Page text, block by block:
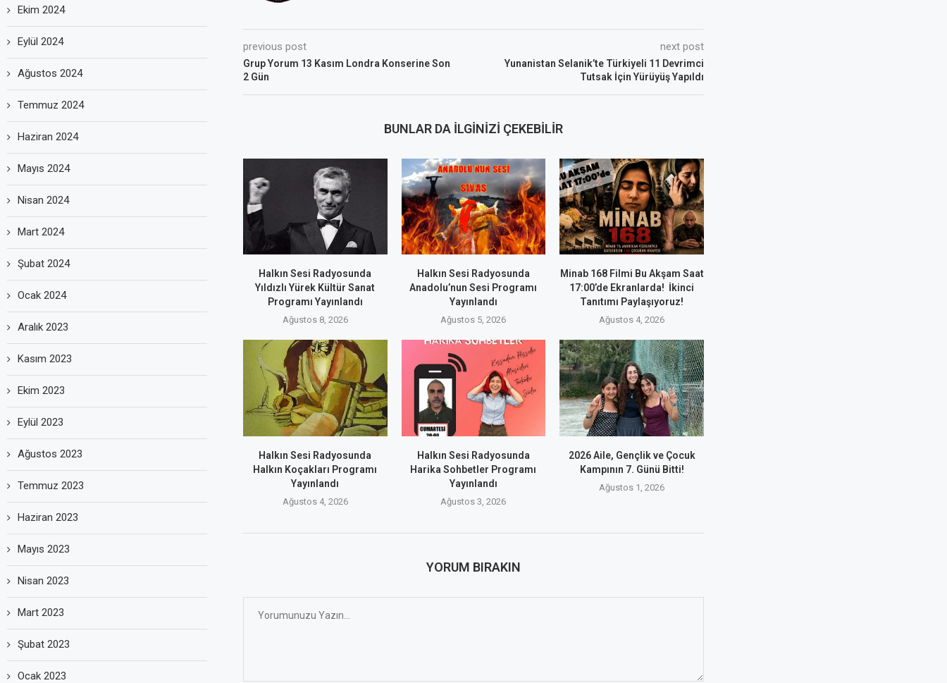
previous post
Grup Yorum 13 Kasım Londra Konserine Son
2 Gün
next post
Yunanistan Selanik’te Türkiyeli 11 Devrimci
Tutsak İçin Yürüyüş Yapıldı
BUNLAR DA İLGINIZI ÇEKEBILIR
Halkın Sesi Radyosunda
Yıldızlı Yürek Kültür Sanat
Programı Yayınlandı
Ağustos 8, 2026
Halkın Sesi Radyosunda
Anadolu’nun Sesi Programı
Yayınlandı
Ağustos 5, 2026
Minab 168 Filmi Bu Akşam Saat
17:00’de Ekranlarda! İkinci
Tanıtımı Paylaşıyoruz!
Ağustos 4, 2026
Halkın Sesi Radyosunda
Halkın Koçakları Programı
Yayınlandı
Ağustos 4, 2026
Halkın Sesi Radyosunda
Harika Sohbetler Programı
Yayınlandı
Ağustos 3, 2026
2026 Aile, Gençlik ve Çocuk
Kampının 7. Günü Bitti!
Ağustos 1, 2026
YORUM BIRAKIN
Ekim 2024
Eylül 2024
Ağustos 2024
Temmuz 2024
Haziran 2024
Mayıs 2024
Nisan 2024
Mart 2024
Şubat 2024
Ocak 2024
Aralık 2023
Kasım 2023
Ekim 2023
Eylül 2023
Ağustos 2023
Temmuz 2023
Haziran 2023
Mayıs 2023
Nisan 2023
Mart 2023
Şubat 2023
Ocak 2023